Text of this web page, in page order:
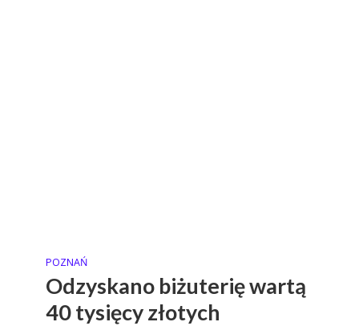
POZNAŃ
Odzyskano biżuterię wartą
40 tysięcy złotych